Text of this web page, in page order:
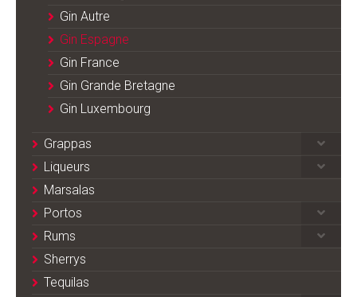
Gin Autre
Gin Espagne
Gin France
Gin Grande Bretagne
Gin Luxembourg
Grappas
Liqueurs
Marsalas
Portos
Rums
Sherrys
Tequilas